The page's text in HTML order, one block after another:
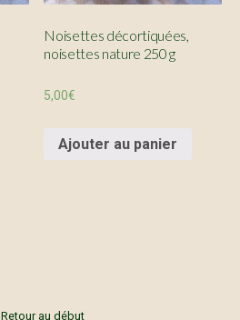
Noisettes décortiquées,
noisettes nature 250 g
5,00€
Ajouter au panier
Retour au début